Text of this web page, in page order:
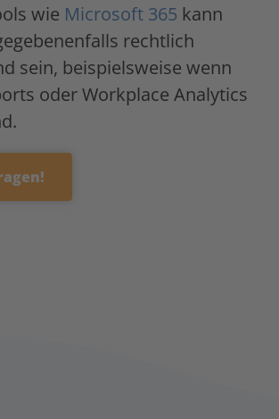
wie Microsoft 365 kann
rechtlich
sein, beispielsweise wenn
oder Workplace Analytics